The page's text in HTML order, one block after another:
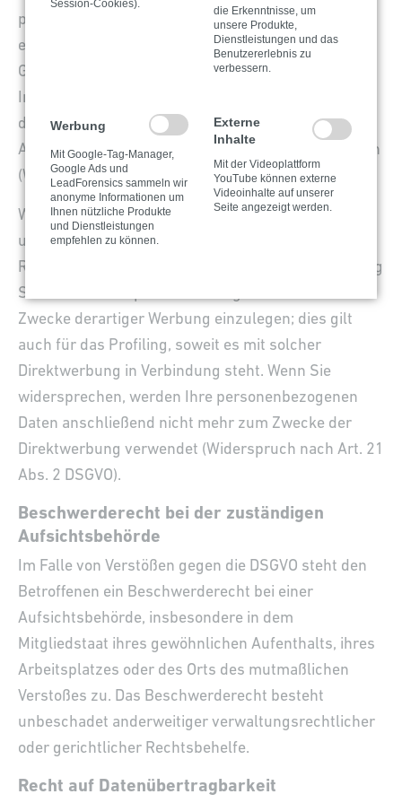
personenbezogenen Daten nicht mehr verarbeiten,
es sei denn, wir können zwingende schutzwürdige
Gründe für die Verarbeitung nachweisen, die Ihre
Interessen, Rechte und Freiheiten überwiegen oder
die Verarbeitung dient der Geltendmachung,
Ausübung oder Verteidigung von Rechtsansprüchen
(Widerspruch nach Art. 21 Abs. 1 DSGVO).
Werden Ihre personenbezogenen Daten verarbeitet,
um Direktwerbung zu betreiben, so haben Sie das
Recht, jederzeit Widerspruch gegen die Verarbeitung
Sie betreffender personenbezogener Daten zum
Zwecke derartiger Werbung einzulegen; dies gilt
auch für das Profiling, soweit es mit solcher
Direktwerbung in Verbindung steht. Wenn Sie
widersprechen, werden Ihre personenbezogenen
Daten anschließend nicht mehr zum Zwecke der
Direktwerbung verwendet (Widerspruch nach Art. 21
Abs. 2 DSGVO).
Beschwerde­recht bei der zuständigen
Aufsichts­behörde
Im Falle von Verstößen gegen die DSGVO steht den
Betroffenen ein Beschwerderecht bei einer
Aufsichtsbehörde, insbesondere in dem
Mitgliedstaat ihres gewöhnlichen Aufenthalts, ihres
Arbeitsplatzes oder des Orts des mutmaßlichen
Verstoßes zu. Das Beschwerderecht besteht
unbeschadet anderweitiger verwaltungsrechtlicher
oder gerichtlicher Rechtsbehelfe.
Recht auf Daten­übertrag­barkeit
Session-Cookies).
die Erkenntnisse, um
unsere Produkte,
Dienstleistungen und das
Benutzererlebnis zu
verbessern.
Werbung
Mit Google-Tag-Manager,
Google Ads und
LeadForensics sammeln wir
anonyme Informationen um
Ihnen nützliche Produkte
und Dienstleistungen
empfehlen zu können.
Externe
Inhalte
Mit der Videoplattform
YouTube können externe
Videoinhalte auf unserer
Seite angezeigt werden.